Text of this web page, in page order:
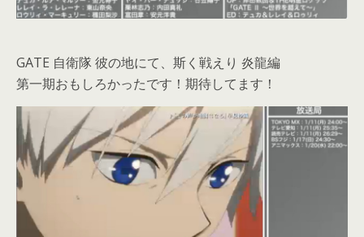
GATE 自衛隊 彼の地にて、斯く戦えり 炎龍編
第一期おもしろかったです！期待してます！